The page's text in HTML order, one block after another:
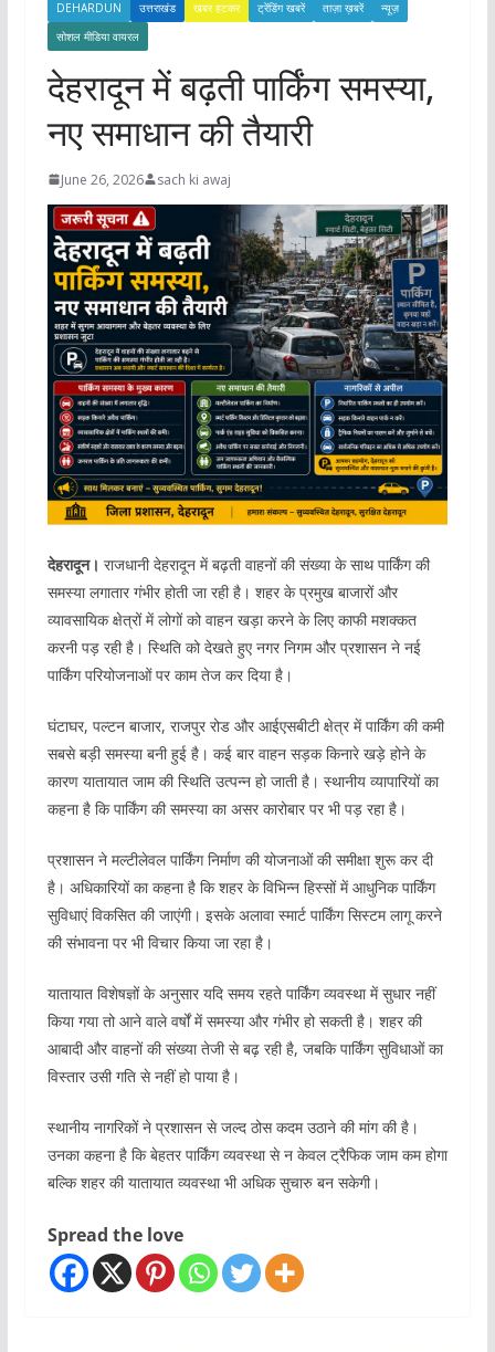
DEHARDUN उत्तराखंड खबर हटकर ट्रेंडिंग खबरें ताज़ा ख़बरें
न्यूज़
सोशल मीडिया वायरल
देहरादून में बढ़ती पार्किंग समस्या,
नए समाधान की तैयारी
June 26, 2026 sach ki awaj
देहरादून। राजधानी देहरादून में बढ़ती वाहनों की संख्या के साथ पार्किंग की
समस्या लगातार गंभीर होती जा रही है। शहर के प्रमुख बाजारों और
व्यावसायिक क्षेत्रों में लोगों को वाहन खड़ा करने के लिए काफी मशक्कत
करनी पड़ रही है। स्थिति को देखते हुए नगर निगम और प्रशासन ने नई
पार्किंग परियोजनाओं पर काम तेज कर दिया है।
घंटाघर, पल्टन बाजार, राजपुर रोड और आईएसबीटी क्षेत्र में पार्किंग की कमी
सबसे बड़ी समस्या बनी हुई है। कई बार वाहन सड़क किनारे खड़े होने के
कारण यातायात जाम की स्थिति उत्पन्न हो जाती है। स्थानीय व्यापारियों का
कहना है कि पार्किंग की समस्या का असर कारोबार पर भी पड़ रहा है।
प्रशासन ने मल्टीलेवल पार्किंग निर्माण की योजनाओं की समीक्षा शुरू कर दी
है। अधिकारियों का कहना है कि शहर के विभिन्न हिस्सों में आधुनिक पार्किंग
सुविधाएं विकसित की जाएंगी। इसके अलावा स्मार्ट पार्किंग सिस्टम लागू करने
की संभावना पर भी विचार किया जा रहा है।
यातायात विशेषज्ञों के अनुसार यदि समय रहते पार्किंग व्यवस्था में सुधार नहीं
किया गया तो आने वाले वर्षों में समस्या और गंभीर हो सकती है। शहर की
आबादी और वाहनों की संख्या तेजी से बढ़ रही है, जबकि पार्किंग सुविधाओं का
विस्तार उसी गति से नहीं हो पाया है।
स्थानीय नागरिकों ने प्रशासन से जल्द ठोस कदम उठाने की मांग की है।
उनका कहना है कि बेहतर पार्किंग व्यवस्था से न केवल ट्रैफिक जाम कम होगा
बल्कि शहर की यातायात व्यवस्था भी अधिक सुचारु बन सकेगी।
Spread the love